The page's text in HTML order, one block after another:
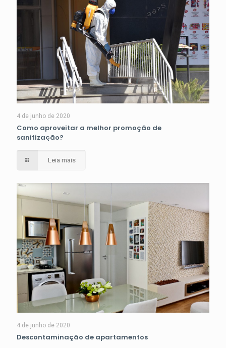
4 de junho de 2020
Como aproveitar a melhor promoção de
sanitização?
Leia mais
4 de junho de 2020
Descontaminação de apartamentos